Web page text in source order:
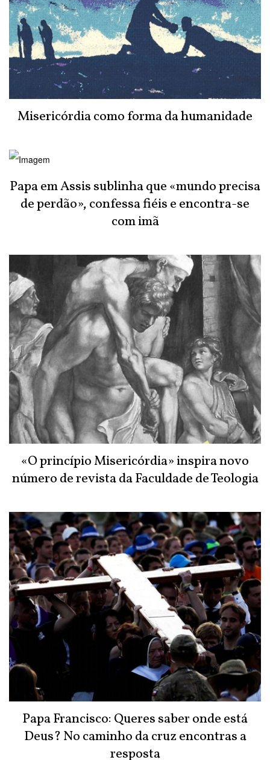
Misericórdia como forma da humanidade
Papa em Assis sublinha que «mundo precisa
de perdão», confessa fiéis e encontra-se
com imã
«O princípio Misericórdia» inspira novo
número de revista da Faculdade de Teologia
Papa Francisco: Queres saber onde está
Deus? No caminho da cruz encontras a
resposta